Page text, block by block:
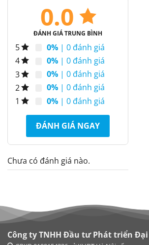
0.0
ĐÁNH GIÁ TRUNG BÌNH
5 0% | 0 đánh giá
4
0% | 0 đánh giá
3
0% | 0 đánh giá
2
0% | 0 đánh giá
1
0% | 0 đánh giá
ĐÁNH GIÁ NGAY
Chưa có đánh giá nào.
Công ty TNHH Đầu tư Phát triển Đại